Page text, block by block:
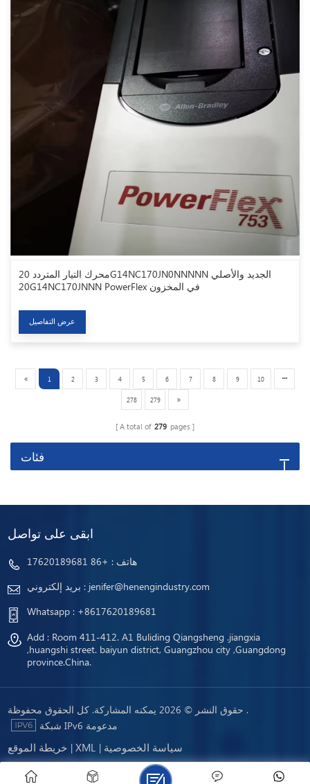
محرك التيار المتردد 20G14NC170JN0NNNNN الجديد والأصلي
20G14NC170JNNN PowerFlex في المخزون
عرض التفاصيل
1 2 3 4 5 6 7 8 9 10
278 279
A total of 279 pages
فئات
ابقى على تواصل
هاتف : +86 17620189681
بريد إلكتروني : jenifer@henengindustry.com
Whatsapp : +8617620189681
Add : Room 411-412. A1 Buliding Qiangsheng .jiangxia
,huangshi street. baiyun district, Guangzhou city ,Guangdong
province.China.
حقوق النشر © 2026 يمكنه المشاركة. كل الحقوق محفوظة .
شبكة IPv6 مدعومة
خريطة الموقع | XML | سياسة الخصوصية